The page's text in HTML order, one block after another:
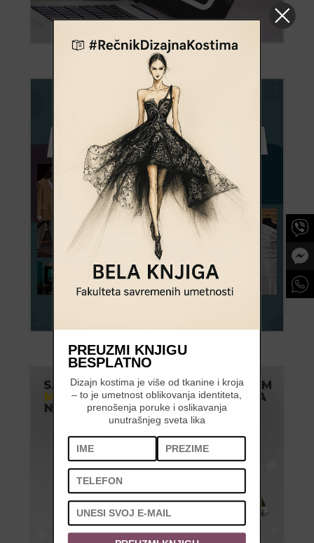
PREUZMI KNJIGU
BESPLATNO
Dizajn kostima je više od tkanine i kroja
– to je umetnost oblikovanja identiteta,
prenošenja poruke i oslikavanja
unutrašnjeg sveta lika